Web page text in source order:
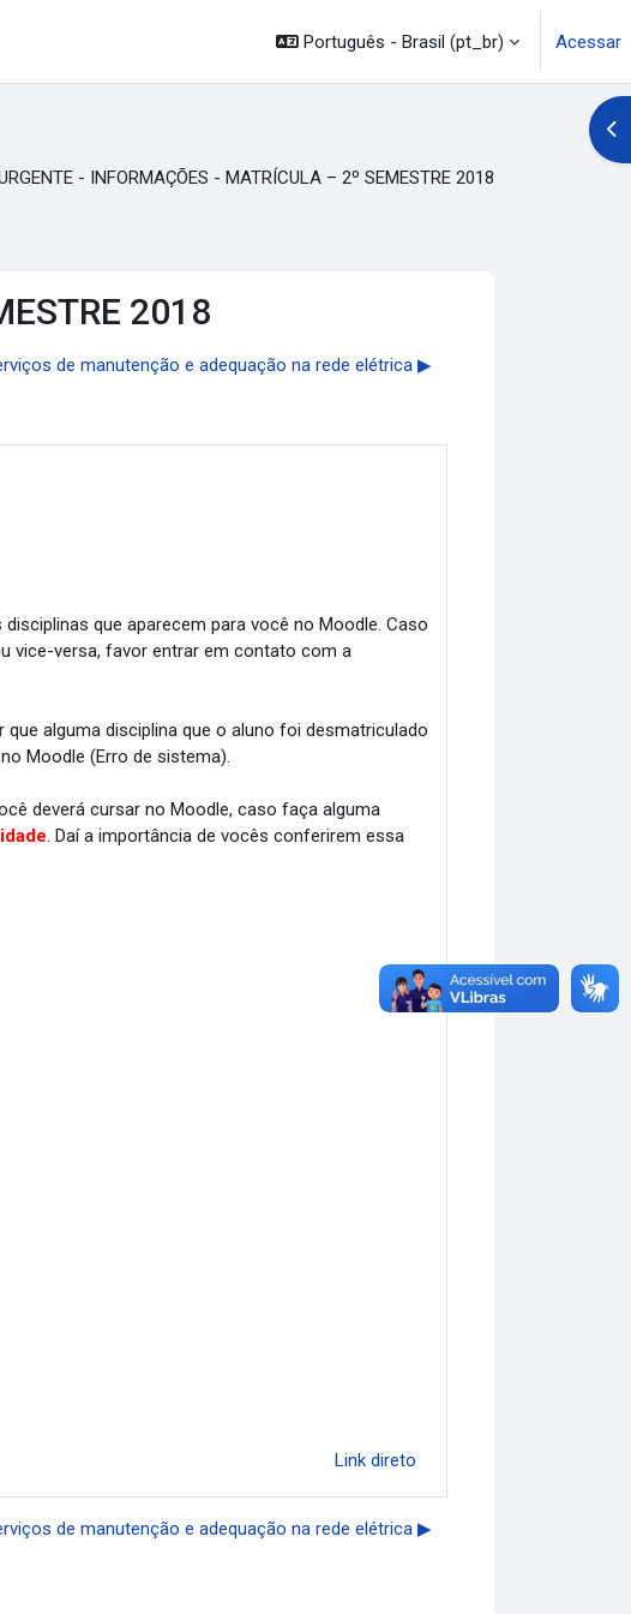
Português - Brasil ‎(pt_br)‎ Acessar
- INFORMAÇÕES - MATRÍCULA – 2º SEMESTRE 2018
2018
de manutenção e adequação na rede elétrica ▶︎
que aparecem para você no Moodle . Caso
vice-versa, favor entrar em contato com a
alguma disciplina que o aluno foi desmatriculado
Moodle (Erro de sistema).
deverá cursar no Moodle, caso faça alguma
. Daí a importância de vocês conferirem essa
Link direto
de manutenção e adequação na rede elétrica ▶︎